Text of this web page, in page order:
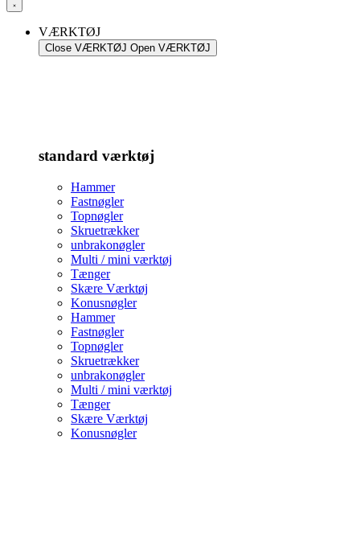
VÆRKTØJ
Close VÆRKTØJ Open VÆRKTØJ
standard værktøj
Hammer
Fastnøgler
Topnøgler
Skruetrækker
unbrakonøgler
Multi / mini værktøj
Tænger
Skære Værktøj
Konusnøgler
Hammer
Fastnøgler
Topnøgler
Skruetrækker
unbrakonøgler
Multi / mini værktøj
Tænger
Skære Værktøj
Konusnøgler